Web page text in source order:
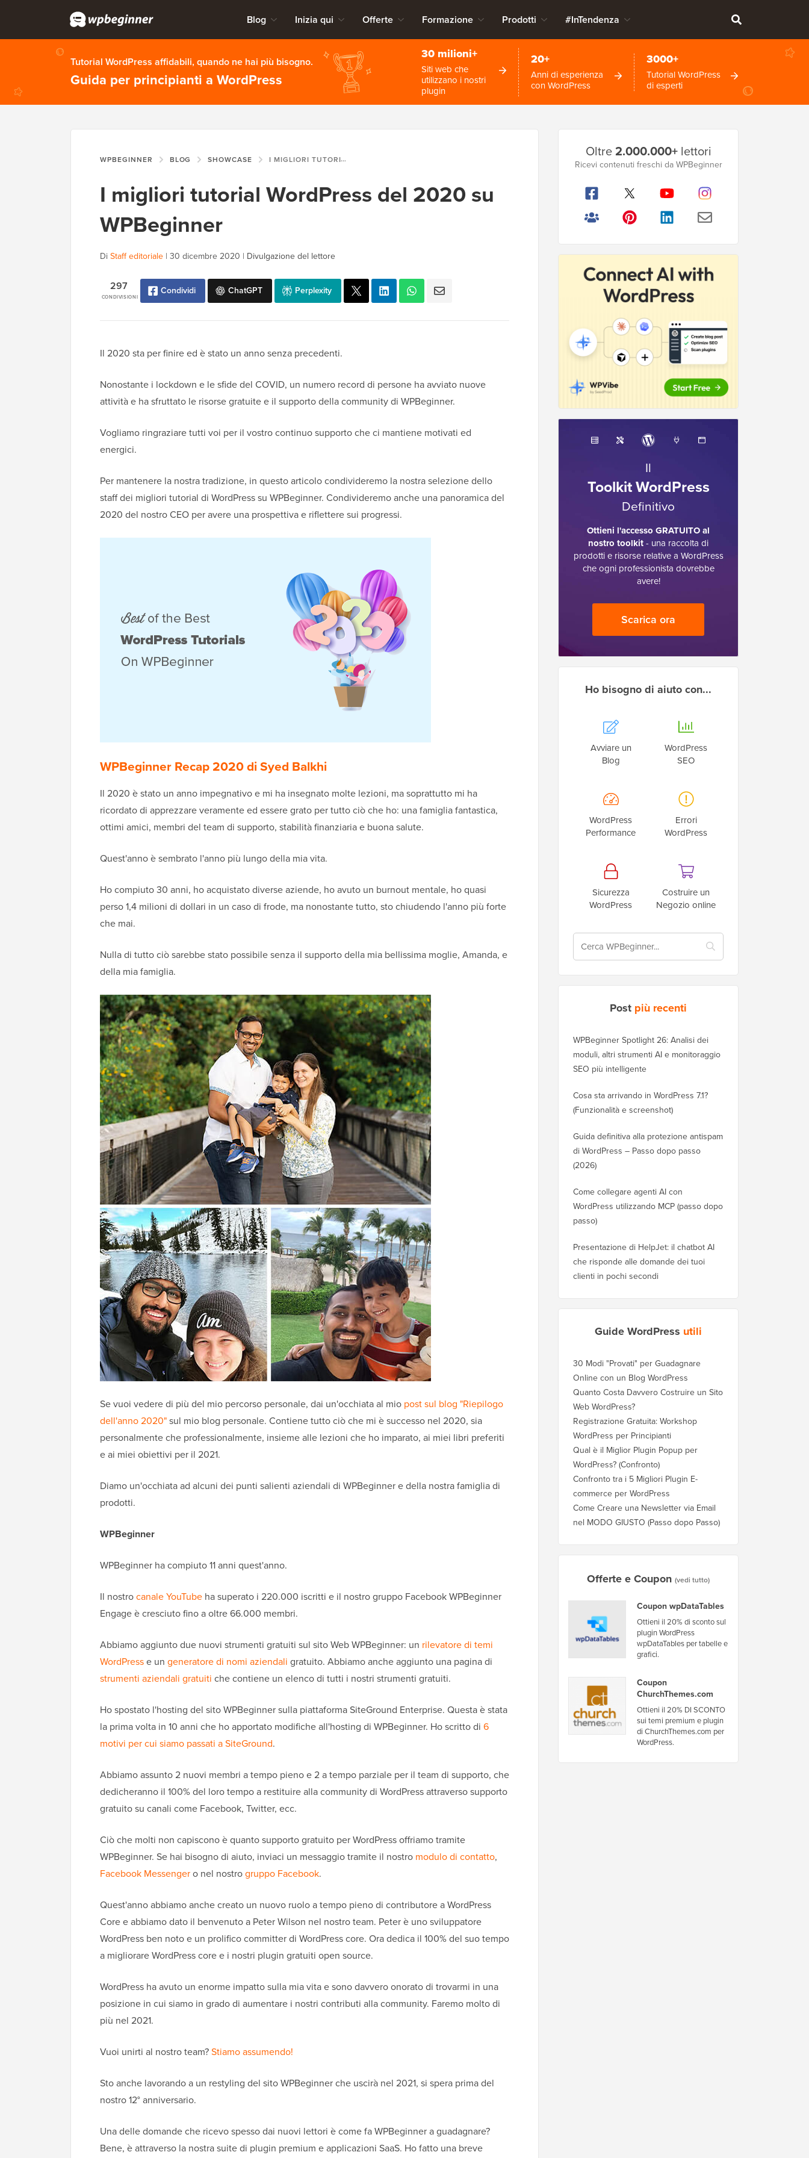
Blog Inizia qui Offerte Formazione Prodotti #InTendenza
Tutorial WordPress affidabili, quando ne hai più bisogno.
Guida per principianti a WordPress
30 milioni+
Siti web che
utilizzano i nostri
plugin
20+
Anni di esperienza
con WordPress
3000+
Tutorial WordPress
di esperti
WPBEGINNER BLOG SHOWCASE I MIGLIORI TUTORIAL WORDPRESS DEL 2020 SU WPBEGINNER
I migliori tutorial WordPress del 2020 su
WPBeginner
DiStaff editoriale | 30 dicembre 2020 | Divulgazione del lettore
CONDIVISIONI
297 Condividi ChatGPT Perplexity
Il 2020 sta per finire ed è stato un anno senza precedenti.
Nonostante i lockdown e le sfide del COVID, un numero record di persone ha avviato nuove
attività e ha sfruttato le risorse gratuite e il supporto della community di WPBeginner.
Vogliamo ringraziare tutti voi per il vostro continuo supporto che ci mantiene motivati ed
energici.
Per mantenere la nostra tradizione, in questo articolo condivideremo la nostra selezione dello
staff dei migliori tutorial di WordPress su WPBeginner. Condivideremo anche una panoramica del
2020 del nostro CEO per avere una prospettiva e riflettere sui progressi.
WPBeginner Recap 2020 di Syed Balkhi
Il 2020 è stato un anno impegnativo e mi ha insegnato molte lezioni, ma soprattutto mi ha
ricordato di apprezzare veramente ed essere grato per tutto ciò che ho: una famiglia fantastica,
ottimi amici, membri del team di supporto, stabilità finanziaria e buona salute.
Quest'anno è sembrato l'anno più lungo della mia vita.
Ho compiuto 30 anni, ho acquistato diverse aziende, ho avuto un burnout mentale, ho quasi
perso 1,4 milioni di dollari in un caso di frode, ma nonostante tutto, sto chiudendo l'anno più forte
che mai.
Nulla di tutto ciò sarebbe stato possibile senza il supporto della mia bellissima moglie, Amanda, e
della mia famiglia.
Se vuoi vedere di più del mio percorso personale, dai un'occhiata al mio post sul blog "Riepilogo
dell'anno 2020"sul mio blog personale. Contiene tutto ciò che mi è successo nel 2020, sia
personalmente che professionalmente, insieme alle lezioni che ho imparato, ai miei libri preferiti
e ai miei obiettivi per il 2021.
Diamo un'occhiata ad alcuni dei punti salienti aziendali di WPBeginner e della nostra famiglia di
prodotti.
WPBeginner
WPBeginner ha compiuto 11 anni quest'anno.
Il nostrocanale YouTube ha superato i 220.000 iscritti e il nostro gruppo Facebook WPBeginner
Engage è cresciuto fino a oltre 66.000 membri.
Abbiamo aggiunto due nuovi strumenti gratuiti sul sito Web WPBeginner: un rilevatore di temi
WordPresse un generatore di nomi aziendali gratuito. Abbiamo anche aggiunto una pagina di
strumenti aziendali gratuiti che contiene un elenco di tutti i nostri strumenti gratuiti.
Ho spostato l'hosting del sito WPBeginner sulla piattaforma SiteGround Enterprise. Questa è stata
la prima volta in 10 anni che ho apportato modifiche all'hosting di WPBeginner. Ho scritto di 6
motivi per cui siamo passati a SiteGround.
Abbiamo assunto 2 nuovi membri a tempo pieno e 2 a tempo parziale per il team di supporto, che
dedicheranno il 100% del loro tempo a restituire alla community di WordPress attraverso supporto
gratuito su canali come Facebook, Twitter, ecc.
Ciò che molti non capiscono è quanto supporto gratuito per WordPress offriamo tramite
WPBeginner. Se hai bisogno di aiuto, inviaci un messaggio tramite il nostro modulo di contatto,
Facebook Messengero nel nostrogruppo Facebook.
Quest'anno abbiamo anche creato un nuovo ruolo a tempo pieno di contributore a WordPress
Core e abbiamo dato il benvenuto a Peter Wilson nel nostro team. Peter è uno sviluppatore
WordPress ben noto e un prolifico committer di WordPress core. Ora dedica il 100% del suo tempo
a migliorare WordPress core e i nostri plugin gratuiti open source.
WordPress ha avuto un enorme impatto sulla mia vita e sono davvero onorato di trovarmi in una
posizione in cui siamo in grado di aumentare i nostri contributi alla community. Faremo molto di
più nel 2021.
Vuoi unirti al nostro team?Stiamo assumendo!
Sto anche lavorando a un restyling del sito WPBeginner che uscirà nel 2021, si spera prima del
nostro 12° anniversario.
Una delle domande che ricevo spesso dai nuovi lettori è come fa WPBeginner a guadagnare?
Bene, è attraverso la nostra suite di plugin premium e applicazioni SaaS. Ho fatto una breve
laterale
principale
Oltre2.000.000+lettori
Ricevi contenuti freschi da WPBeginner
Il
Toolkit WordPress
Definitivo
Ottieni l'accesso GRATUITO al
nostro toolkit- una raccolta di
prodotti e risorse relative a WordPress
che ogni professionista dovrebbe
avere!
Scarica ora
Ho bisogno di aiuto con...
Avviare un
Blog
WordPress
SEO
WordPress
Performance
Errori
WordPress
Sicurezza
WordPress
Costruire un
Negozio online
Post più recenti
WPBeginner Spotlight 26: Analisi dei
moduli, altri strumenti AI e monitoraggio
SEO più intelligente
Cosa sta arrivando in WordPress 7.1?
(Funzionalità e screenshot)
Guida definitiva alla protezione antispam
di WordPress – Passo dopo passo
(2026)
Come collegare agenti AI con
WordPress utilizzando MCP (passo dopo
passo)
Presentazione di HelpJet: il chatbot AI
che risponde alle domande dei tuoi
clienti in pochi secondi
Guide WordPress utili
30 Modi "Provati" per Guadagnare
Online con un Blog WordPress
Quanto Costa Davvero Costruire un Sito
Web WordPress?
Registrazione Gratuita: Workshop
WordPress per Principianti
Qual è il Miglior Plugin Popup per
WordPress? (Confronto)
Confronto tra i 5 Migliori Plugin E-
commerce per WordPress
Come Creare una Newsletter via Email
nel MODO GIUSTO (Passo dopo Passo)
Offerte e Coupon (vedi tutto)
Coupon wpDataTables
Ottieni il 20% di sconto sul
plugin WordPress
wpDataTables per tabelle e
grafici.
Coupon
ChurchThemes.com
Ottieni il 20% DI SCONTO
sui temi premium e plugin
di ChurchThemes.com per
WordPress.